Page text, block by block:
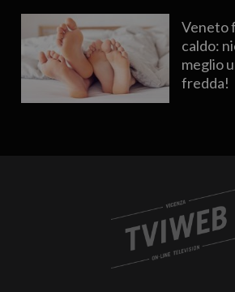
Veneto
caldo:
meglio
fredda!